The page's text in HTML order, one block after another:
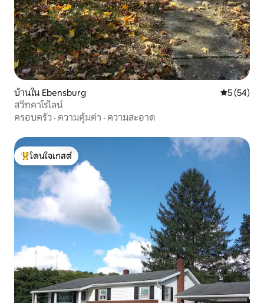
บ้านใน Ebensburg คะแนนเฉลี่
5 (54)
สวีทคาโรไลน์
ครอบครัว · ความคุ้มค่า · ความสะอาด
โดนใจเกสต์ที่สุด
โดนใจเกสต์